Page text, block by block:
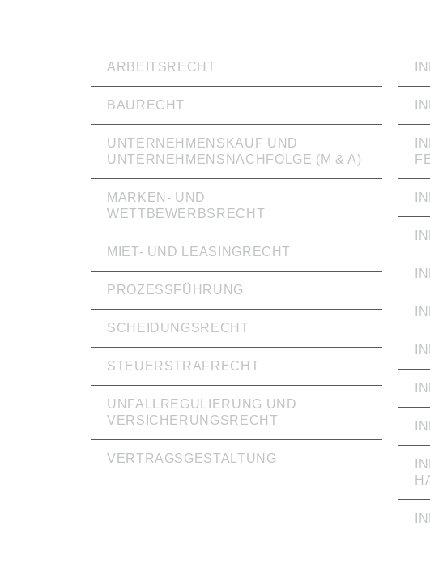
ARBEITSRECHT
BAURECHT
UNTERNEHMENSKAUF UND
UNTERNEHMENSNACHFOLGE (M & A)
MARKEN- UND
WETTBEWERBSRECHT
MIET- UND LEASINGRECHT
PROZESSFÜHRUNG
SCHEIDUNGSRECHT
STEUERSTRAFRECHT
UNFALLREGULIERUNG UND
VERSICHERUNGSRECHT
VERTRAGSGESTALTUNG